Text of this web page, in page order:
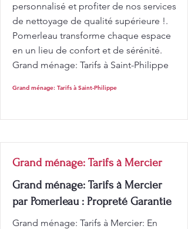
personnalisé et profiter de nos services
de nettoyage de qualité supérieure !.
Pomerleau transforme chaque espace
en un lieu de confort et de sérénité.
Grand ménage: Tarifs à Saint-Philippe
Grand ménage: Tarifs à Saint-Philippe
Grand ménage: Tarifs à Mercier
Grand ménage: Tarifs à Mercier
par Pomerleau : Propreté Garantie
Grand ménage: Tarifs à Mercier: En